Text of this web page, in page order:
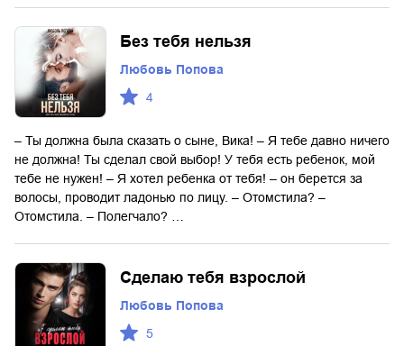
Без тебя нельзя
Любовь Попова
4
– Ты должна была сказать о сыне, Вика! – Я тебе давно ничего
не должна! Ты сделал свой выбор! У тебя есть ребенок, мой
тебе не нужен! – Я хотел ребенка от тебя! – он берется за
волосы, проводит ладонью по лицу. – Отомстила? –
Отомстила. – Полегчало? …
Сделаю тебя взрослой
Любовь Попова
5